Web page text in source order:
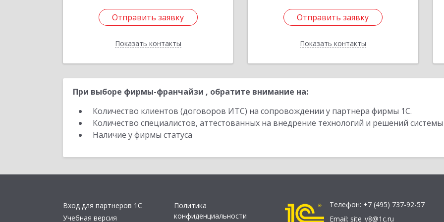
Отправить заявку
Показать контакты
Отправить заявку
Назад
Отправить заявку
Показать контакты
Отправить заявку
Назад
При выборе фирмы-франчайзи , обратите внимание на:
Количество клиентов (договоров ИТС) на сопровождении у партнера фирмы 1С.
Количество специалистов, аттестованных на внедрение технологий и решений
Наличие у фирмы статуса
Вход для партнеров 1С
Учебная версия
Политика
конфиденциальности
Телефон: +7 (495) 737-92-57
Email: site_v8@1c.ru